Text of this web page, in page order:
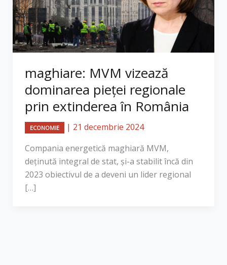
maghiare: MVM vizează
dominarea pieței regionale
prin extinderea în România
ECONOMIE | 21 decembrie 2024
Compania energetică maghiară MVM,
deținută integral de stat, și-a stabilit încă din
2023 obiectivul de a deveni un lider regional
[…]